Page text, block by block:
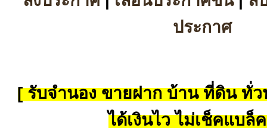
ประกาศ
[ รับจำนอง ขายฝาก บ้าน ที่ดิน ทั่ว
ได้เงินไว ไม่เช็คแบล็